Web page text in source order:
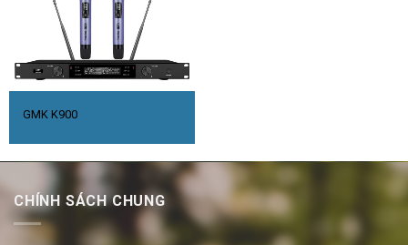
GMK K900
CHÍNH SÁCH CHUNG